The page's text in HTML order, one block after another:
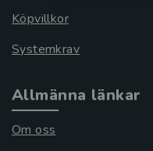
Köpvillkor
Systemkrav
Allmänna länkar
Om oss